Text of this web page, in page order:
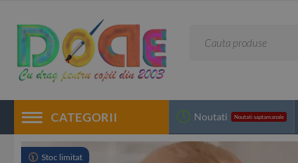
CATEGORII Noutati Noutati saptamanale
Stoc limitat